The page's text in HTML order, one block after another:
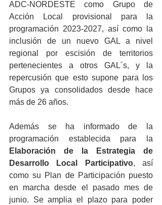
ADC-NORDESTE como Grupo de
Acción Local provisional para la
programación 2023-2027, así como la
inclusión de un nuevo GAL a nivel
regional por escisión de territorios
pertenecientes a otros GAL´s, y la
repercusión que esto supone para los
Grupos ya consolidados desde hace
más de 26 años.
Además se ha informado de la
Elaboración de la Estrategia de
Desarrollo Local Participativo, así
como su Plan de Participación puesto
en marcha desde el pasado mes de
junio. Se amplia el plazo para poder